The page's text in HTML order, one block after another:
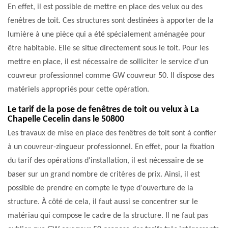
En effet, il est possible de mettre en place des velux ou des
fenêtres de toit. Ces structures sont destinées à apporter de la
lumière à une pièce qui a été spécialement aménagée pour
être habitable. Elle se situe directement sous le toit. Pour les
mettre en place, il est nécessaire de solliciter le service d'un
couvreur professionnel comme GW couvreur 50. Il dispose des
matériels appropriés pour cette opération.
Le tarif de la pose de fenêtres de toit ou velux à La
Chapelle Cecelin dans le 50800
Les travaux de mise en place des fenêtres de toit sont à confier
à un couvreur-zingueur professionnel. En effet, pour la fixation
du tarif des opérations d'installation, il est nécessaire de se
baser sur un grand nombre de critères de prix. Ainsi, il est
possible de prendre en compte le type d'ouverture de la
structure. À côté de cela, il faut aussi se concentrer sur le
matériau qui compose le cadre de la structure. Il ne faut pas